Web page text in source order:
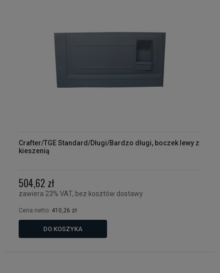
Crafter/TGE Standard/Długi/Bardzo długi, boczek lewy z
kieszenią
504,62 zł
zawiera 23% VAT, bez kosztów dostawy
Cena netto: 410,26 zł
DO KOSZYKA